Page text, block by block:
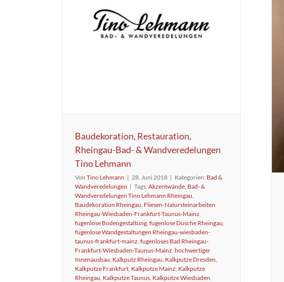
Baudekoration, Restauration,
Rheingau-Bad- & Wandveredelungen
Tino Lehmann
Von Tino Lehmann | 28. Juni 2018 | Kategorien: Bad &
Wandveredelungen | Tags: Akzentwände Bad- &
Wandveredelungen Tino Lehmann Rheingau
Baudekoration Rheingau Fliesen-Natursteinarbeiten
Rheingau-Wiesbaden-Frankfurt-Taunus-Mainz
fugenlose Bodengestaltung fugenlose Dusche Rheingau
fugenlose Wandgestaltungen Rheingau-wiesbaden-
taunus-frankfurt-mainz fugenloses Bad Rheingau-
Frankfurt-Wiesbaden-Taunus-Mainz hochwertiger
Innenausbau Kalkputz Rheingau Kalkputze Dresden
Kalkputze Frankfurt Kalkputze Mainz Kalkputze
Rheingau Kalkputze Taunus Kalkputze Wiesbaden